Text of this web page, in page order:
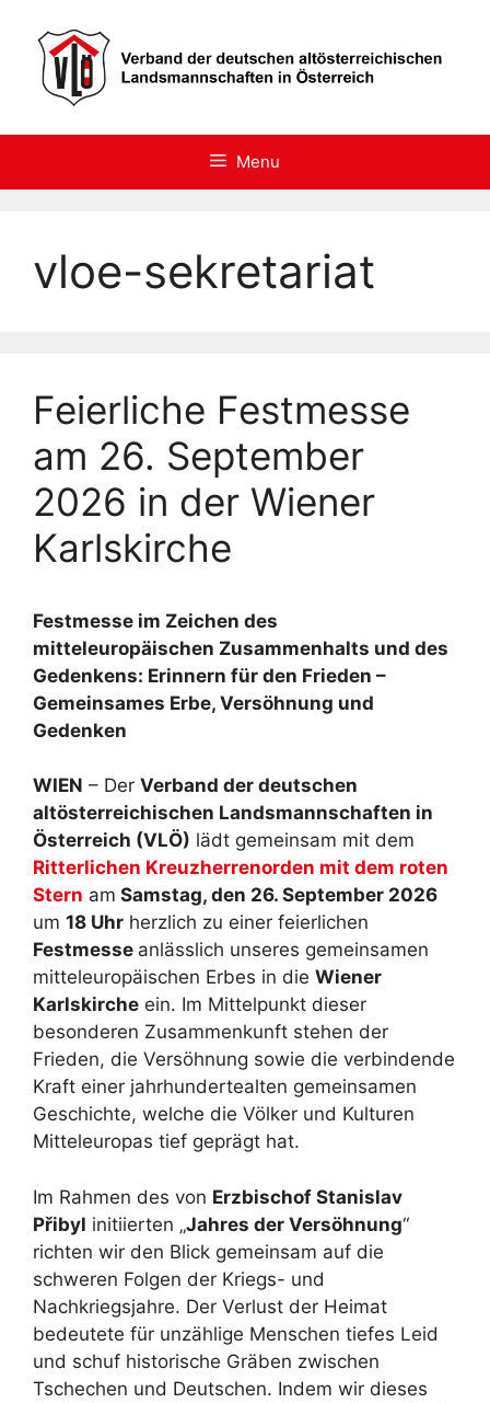
content
Menu
vloe-sekretariat
Feierliche Festmesse
am 26. September
2026 in der Wiener
Karlskirche
Festmesse im Zeichen des
mitteleuropäischen Zusammenhalts und des
Gedenkens: Erinnern für den Frieden –
Gemeinsames Erbe, Versöhnung und
Gedenken
WIEN – Der Verband der deutschen
altösterreichischen Landsmannschaften in
Österreich (VLÖ) lädt gemeinsam mit dem
Ritterlichen Kreuzherrenorden mit dem roten
Stern am Samstag, den 26. September 2026
um 18 Uhr herzlich zu einer feierlichen
Festmesse anlässlich unseres gemeinsamen
mitteleuropäischen Erbes in die Wiener
Karlskirche ein. Im Mittelpunkt dieser
besonderen Zusammenkunft stehen der
Frieden, die Versöhnung sowie die verbindende
Kraft einer jahrhundertealten gemeinsamen
Geschichte, welche die Völker und Kulturen
Mitteleuropas tief geprägt hat.
Im Rahmen des von Erzbischof Stanislav
Přibyl initiierten „Jahres der Versöhnung“
richten wir den Blick gemeinsam auf die
schweren Folgen der Kriegs- und
Nachkriegsjahre. Der Verlust der Heimat
bedeutete für unzählige Menschen tiefes Leid
und schuf historische Gräben zwischen
Tschechen und Deutschen. Indem wir dieses